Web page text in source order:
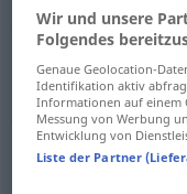
Illustrierte
pictorial(odglossy
Illustrierte
glossy Illustrierte
Wir und unsere
Folgendes
Genaue Geolocation-
Identifikation aktiv
Informationen auf einem
Messung von Werbung
Entwicklung von
Liste der Partner